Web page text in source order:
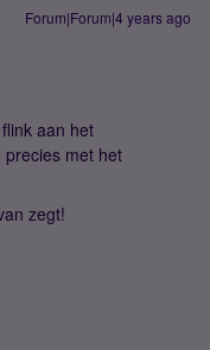
Forum|Forum|4 years ago
aan het
met het
zegt!